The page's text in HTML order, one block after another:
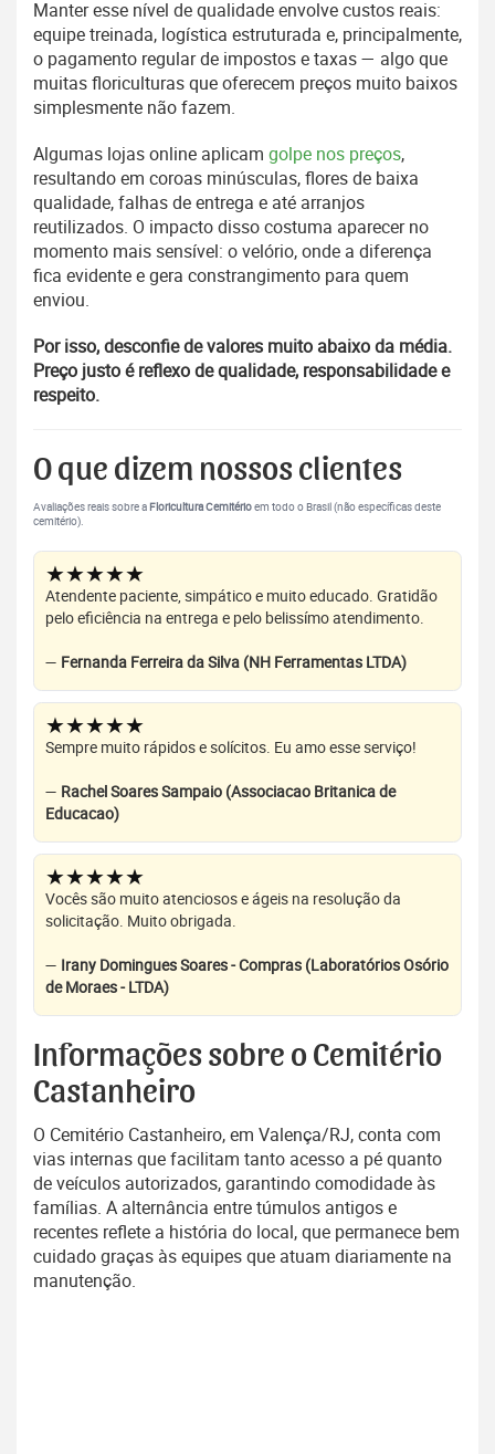
Manter esse nível de qualidade envolve custos reais:
equipe treinada, logística estruturada e, principalmente,
o pagamento regular de impostos e taxas — algo que
muitas floriculturas que oferecem preços muito baixos
simplesmente não fazem.
Algumas lojas online aplicam golpe nos preços,
resultando em coroas minúsculas, flores de baixa
qualidade, falhas de entrega e até arranjos
reutilizados. O impacto disso costuma aparecer no
momento mais sensível: o velório, onde a diferença
fica evidente e gera constrangimento para quem
enviou.
Por isso, desconfie de valores muito abaixo da média.
Preço justo é reflexo de qualidade, responsabilidade e
respeito.
O que dizem nossos clientes
Avaliações reais sobre a Floricultura Cemitérioem todo o Brasil (não específicas deste
cemitério).
★★★★★
Atendente paciente, simpático e muito educado. Gratidão
pelo eficiência na entrega e pelo belissímo atendimento.
— Fernanda Ferreira da Silva (NH Ferramentas LTDA)
★★★★★
Sempre muito rápidos e solícitos. Eu amo esse serviço!
— Rachel Soares Sampaio (Associacao Britanica de
Educacao)
★★★★★
Vocês são muito atenciosos e ágeis na resolução da
solicitação. Muito obrigada.
— Irany Domingues Soares - Compras (Laboratórios Osório
de Moraes - LTDA)
Informações sobre o Cemitério
Castanheiro
O Cemitério Castanheiro, em Valença/RJ, conta com
vias internas que facilitam tanto acesso a pé quanto
de veículos autorizados, garantindo comodidade às
famílias. A alternância entre túmulos antigos e
recentes reflete a história do local, que permanece bem
cuidado graças às equipes que atuam diariamente na
manutenção.